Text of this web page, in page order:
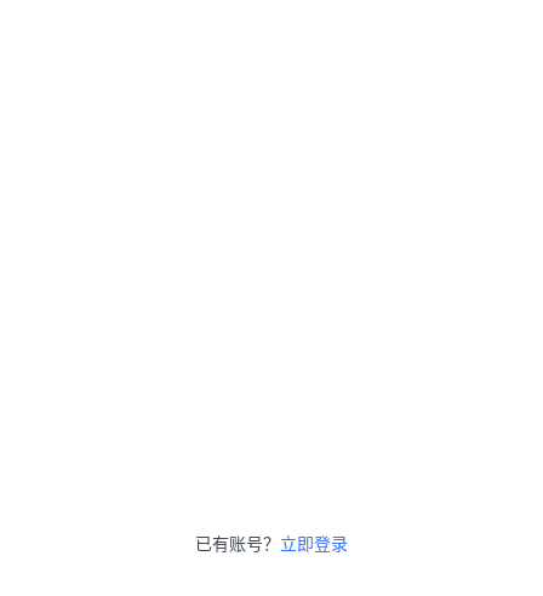
已有账号？ 立即登录